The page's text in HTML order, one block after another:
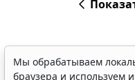
Мы обрабатываем
браузера и используем